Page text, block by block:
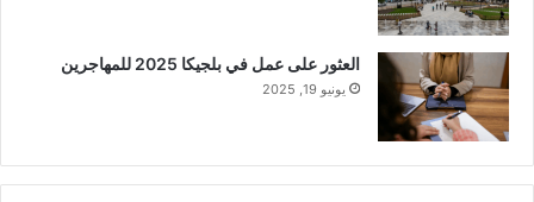
العثور على عمل في بلجيكا 2025 للمهاجرين
يونيو 19, 2025